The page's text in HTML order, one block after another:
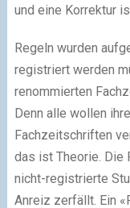
und eine Korrektur
Regeln wurden
registriert werden
renommierten
Denn alle wollen
Fachzeitschriften
das ist Theorie. Die
nicht-registrierte
Anreiz zerfällt. Ein